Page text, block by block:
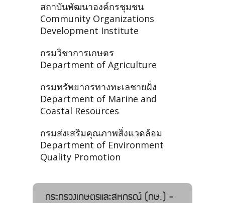
สถาบันพัฒนาองค์กรชุมชน
Community Organizations
Development Institute
กรมวิชาการเกษตร
Department of Agriculture
กรมทรัพยากรทางทะเลชายฝั่ง
Department of Marine and
Coastal Resources
กรมส่งเสริมคุณภาพสิ่งแวดล้อม
Department of Environment
Quality Promotion
กระทรวงเกษตรและสหกรณ์ (กษ.) -